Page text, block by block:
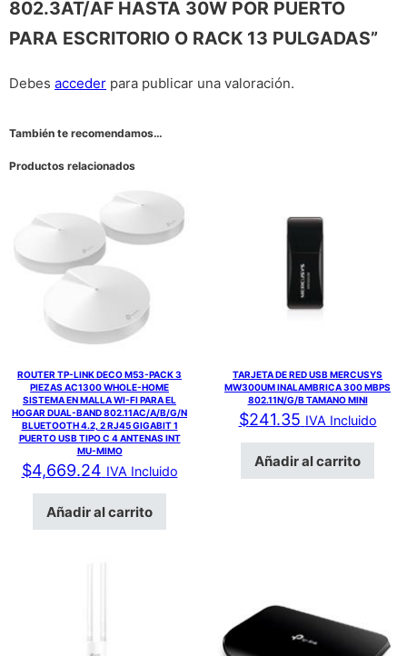
802.3AT/AF HASTA 30W POR PUERTO
PARA ESCRITORIO O RACK 13 PULGADAS”
Debes acceder para publicar una valoración.
También te recomendamos…
Productos relacionados
ROUTER TP-LINK DECO M53-PACK 3
PIEZAS AC1300 WHOLE-HOME
SISTEMA EN MALLA WI-FI PARA EL
HOGAR DUAL-BAND 802.11AC/A/B/G/N
BLUETOOTH 4.2, 2 RJ45 GIGABIT 1
PUERTO USB TIPO C 4 ANTENAS INT
MU-MIMO
$4,669.24 IVA Incluido
Añadir al carrito
TARJETA DE RED USB MERCUSYS
MW300UM INALAMBRICA 300 MBPS
802.11N/G/B TAMANO MINI
$241.35 IVA Incluido
Añadir al carrito